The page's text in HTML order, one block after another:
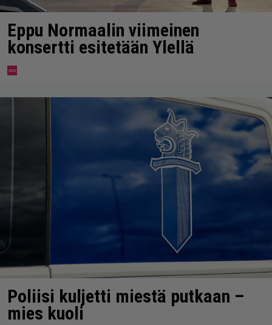
Eppu Normaalin viimeinen
konsertti esitetään Ylellä
Poliisi kuljetti miestä putkaan –
mies kuoli